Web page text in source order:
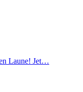
Laune! Jet…